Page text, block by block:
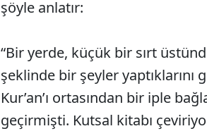
şöyle anlatır:
“Bir yerde, küçük bir sırt
şeklinde bir şeyler
Kur’an’ı ortasından bir iple
geçirmişti. Kutsal kitabı